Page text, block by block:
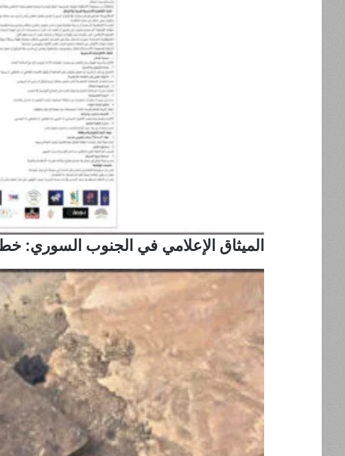
الميثاق الإعلامي في الجنوب السوري: